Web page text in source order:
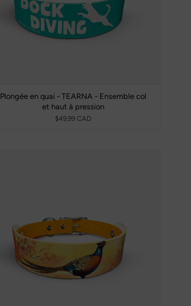
Plongée en quai - TEARNA - Ensemble col
et haut à pression
$49.99 CAD